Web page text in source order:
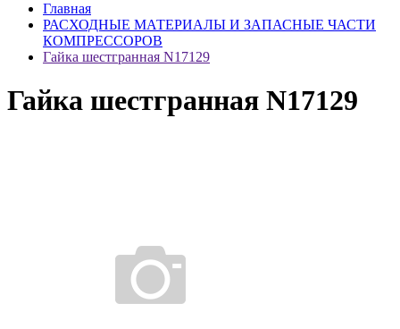
Главная
РАСХОДНЫЕ МАТЕРИАЛЫ И ЗАПАСНЫЕ ЧАСТИ
КОМПРЕССОРОВ
Гайка шестгранная N17129
Гайка шестгранная N17129